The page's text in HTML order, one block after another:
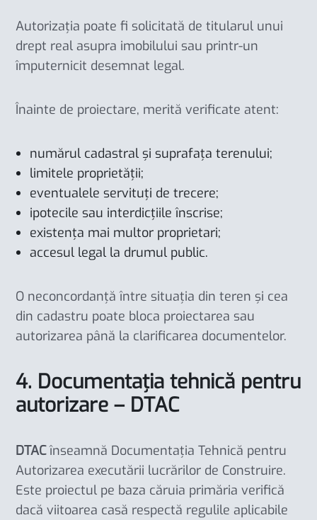
Autorizația poate fi solicitată de titularul unui
drept real asupra imobilului sau printr-un
împuternicit desemnat legal.
Înainte de proiectare, merită verificate atent:
numărul cadastral și suprafața terenului;
limitele proprietății;
eventualele servituți de trecere;
ipotecile sau interdicțiile înscrise;
existența mai multor proprietari;
accesul legal la drumul public.
O neconcordanță între situația din teren și cea
din cadastru poate bloca proiectarea sau
autorizarea până la clarificarea documentelor.
4. Documentația tehnică pentru
autorizare – DTAC
DTACînseamnă Documentația Tehnică pentru
Autorizarea executării lucrărilor de Construire.
Este proiectul pe baza căruia primăria verifică
dacă viitoarea casă respectă regulile aplicabile